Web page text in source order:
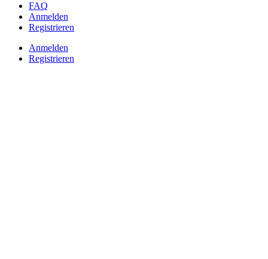
FAQ
Anmelden
Registrieren
Anmelden
Registrieren